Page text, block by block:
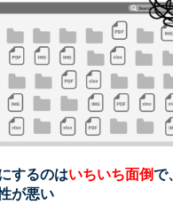
するのはいちいち面倒で、
が悪い